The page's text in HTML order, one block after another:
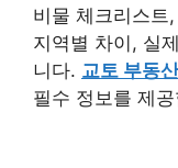
비물 체크리스트
지역별 차이, 실
니다. 교토 부동산
필수 정보를 제